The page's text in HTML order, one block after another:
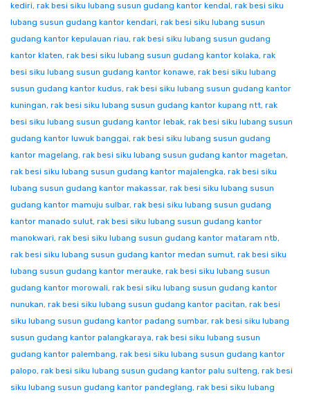
kediri, rak besi siku lubang susun gudang kantor kendal, rak besi siku
lubang susun gudang kantor kendari, rak besi siku lubang susun
gudang kantor kepulauan riau, rak besi siku lubang susun gudang
kantor klaten, rak besi siku lubang susun gudang kantor kolaka, rak
besi siku lubang susun gudang kantor konawe, rak besi siku lubang
susun gudang kantor kudus, rak besi siku lubang susun gudang kantor
kuningan, rak besi siku lubang susun gudang kantor kupang ntt, rak
besi siku lubang susun gudang kantor lebak, rak besi siku lubang susun
gudang kantor luwuk banggai, rak besi siku lubang susun gudang
kantor magelang, rak besi siku lubang susun gudang kantor magetan,
rak besi siku lubang susun gudang kantor majalengka, rak besi siku
lubang susun gudang kantor makassar, rak besi siku lubang susun
gudang kantor mamuju sulbar, rak besi siku lubang susun gudang
kantor manado sulut, rak besi siku lubang susun gudang kantor
manokwari, rak besi siku lubang susun gudang kantor mataram ntb,
rak besi siku lubang susun gudang kantor medan sumut, rak besi siku
lubang susun gudang kantor merauke, rak besi siku lubang susun
gudang kantor morowali, rak besi siku lubang susun gudang kantor
nunukan, rak besi siku lubang susun gudang kantor pacitan, rak besi
siku lubang susun gudang kantor padang sumbar, rak besi siku lubang
susun gudang kantor palangkaraya, rak besi siku lubang susun
gudang kantor palembang, rak besi siku lubang susun gudang kantor
palopo, rak besi siku lubang susun gudang kantor palu sulteng, rak besi
siku lubang susun gudang kantor pandeglang, rak besi siku lubang